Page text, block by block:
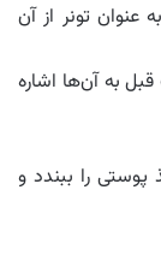
عنوان تونر از آن
به آن‌ها اشاره
را ببندد و